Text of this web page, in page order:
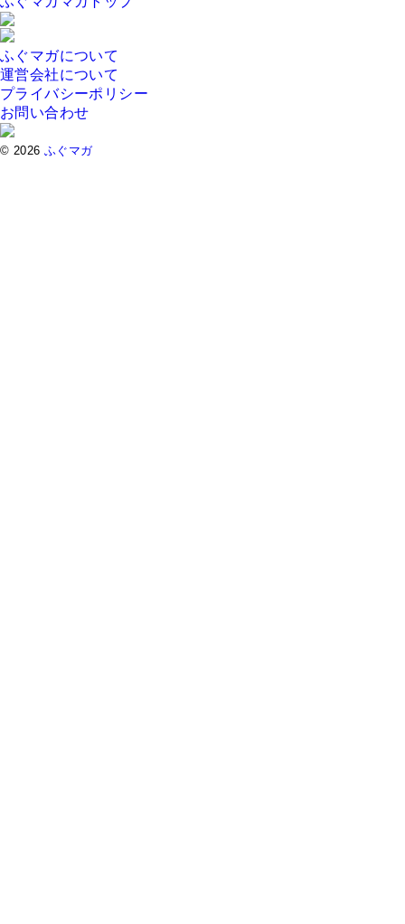
ふぐマガについて
運営会社について
プライバシーポリシー
お問い合わせ
© 2026 ふぐマガ